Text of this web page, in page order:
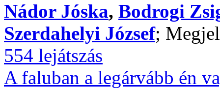
Nádor Jóska, Bodrogi
Szerdahelyi József;
554 lejátszás
A faluban a legárvább én